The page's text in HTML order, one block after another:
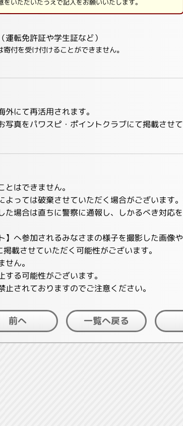
いただいたうえで記入をお願いいたします。
（運転免許証や学生証など）
付を受け付けることができません。
にて再活用されます。
写真をパワスピ・ポイントクラブにて掲載させて
とはできません。
よっては破棄させていただく場合がございます。
た場合は直ちに警察に通報し、しかるべき対応を
】へ参加されるみなさまの様子を撮影した画像や
載させていただく可能性がございます。
ん。
する可能性がございます。
止されておりますのでご注意ください。
前へ 一覧へ戻る